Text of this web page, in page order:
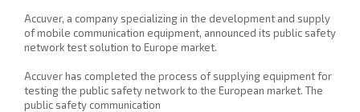
Accuver, a company specializing in the development and supply
of mobile communication equipment, announced its public safety
network test solution to Europe market.
Accuver has completed the process of supplying equipment for
testing the public safety network to the European market. The
public safety communication